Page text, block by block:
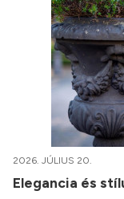
2026. JÚLIUS 20.
Elegancia és